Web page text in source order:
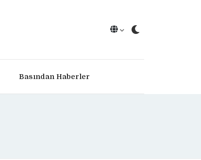
Basından Haberler